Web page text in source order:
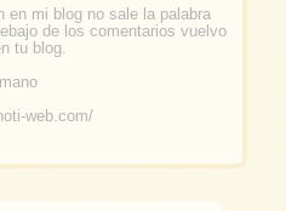
en mi blog no sale la palabra
de los comentarios vuelvo
tu blog.
web.com/